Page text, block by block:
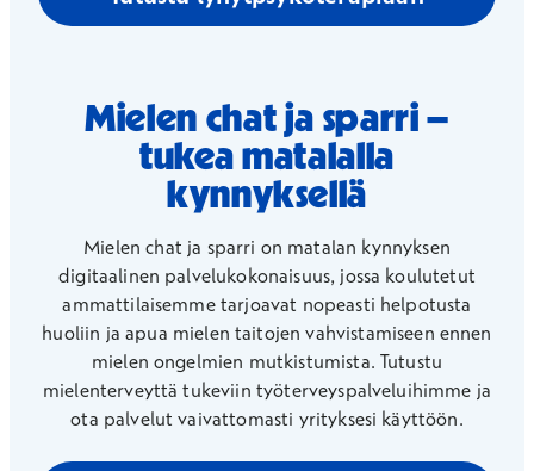
Mielen chat ja sparri –
tukea matalalla
kynnyksellä
Mielen chat ja sparri on matalan kynnyksen
digitaalinen palvelukokonaisuus, jossa koulutetut
ammattilaisemme tarjoavat nopeasti helpotusta
huoliin ja apua mielen taitojen vahvistamiseen ennen
mielen ongelmien mutkistumista. Tutustu
mielenterveyttä tukeviin työterveyspalveluihimme ja
ota palvelut vaivattomasti yrityksesi käyttöön.